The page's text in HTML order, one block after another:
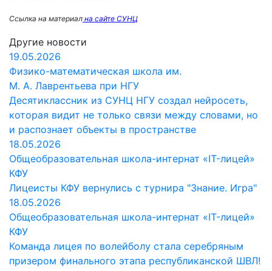
Ссылка на материал на сайте СУНЦ
Другие новости
19.05.2026
Физико-математическая школа им.
М. А. Лаврентьева при НГУ
Десятиклассник из СУНЦ НГУ создал нейросеть,
которая видит не только связи между словами, но
и распознает объекты в пространстве
18.05.2026
Общеобразовательная школа-интернат «IT-лицей»
КФУ
Лицеисты КФУ вернулись с турнира "Знание. Игра"
18.05.2026
Общеобразовательная школа-интернат «IT-лицей»
КФУ
Команда лицея по волейболу стала серебряным
призером финального этапа республиканской ШВЛ!